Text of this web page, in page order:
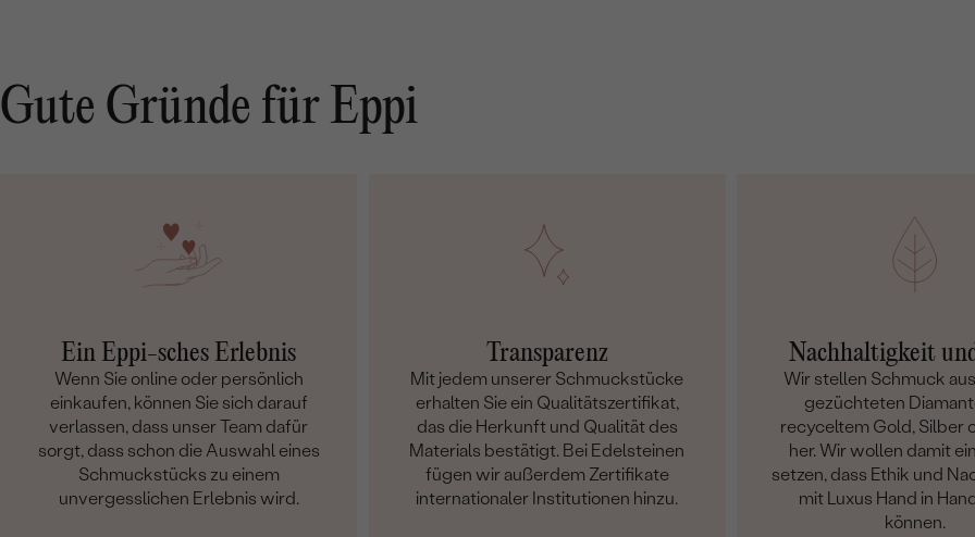
Gute Gründe für Eppi
Ein Eppi-sches Erlebnis
Wenn Sie online oder persönlich
einkaufen, können Sie sich darauf
verlassen, dass unser Team dafür
sorgt, dass schon die Auswahl eines
Schmuckstücks zu einem
unvergesslichen Erlebnis wird.
Transparenz
Mit jedem unserer Schmuckstücke
erhalten Sie ein Qualitätszertifikat,
das die Herkunft und Qualität des
Materials bestätigt. Bei Edelsteinen
fügen wir außerdem Zertifikate
internationaler Institutionen hinzu.
Nachhaltigkeit
Wir stellen Schmuck
gezüchteten
recyceltem Gold, Silber
her. Wir wollen damit
setzen, dass Ethik und
mit Luxus Hand in
können.